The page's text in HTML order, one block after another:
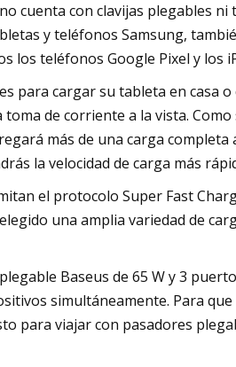
cuenta con clavijas plegables ni
y teléfonos Samsung,
los teléfonos Google Pixel y los
para cargar su tableta en casa
de corriente a la vista.
más de una carga completa
la velocidad de carga más
el protocolo Super Fast
una amplia variedad de
Baseus de 65 W y 3
simultáneamente. Para
para viajar con pasadores